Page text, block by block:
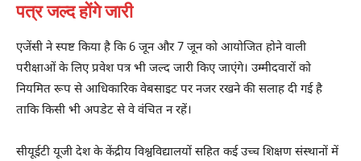
पत्र जल्द होंगे जारी
एजेंसी ने स्पष्ट किया है कि 6 जून और 7 जून को आयोजित होने वाली
परीक्षाओं के लिए प्रवेश पत्र भी जल्द जारी किए जाएंगे। उम्मीदवारों को
नियमित रूप से आधिकारिक वेबसाइट पर नजर रखने की सलाह दी गई है
ताकि किसी भी अपडेट से वे वंचित न रहें।
सीयूईटी यूजी देश के केंद्रीय विश्वविद्यालयों सहित कई उच्च शिक्षण संस्थानों में